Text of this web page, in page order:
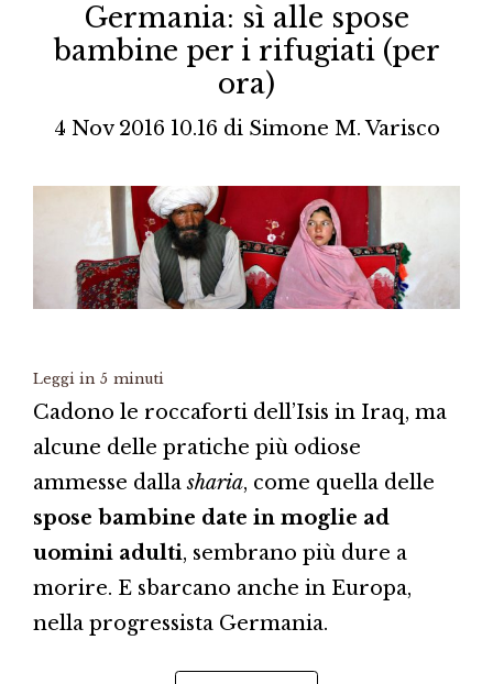
Germania: sì alle spose
bambine per i rifugiati (per
ora)
4 Nov 2016 10.16 di Simone M. Varisco
Leggi in 5 minuti
Cadono le roccaforti dell’Isis in Iraq, ma
alcune delle pratiche più odiose
ammesse dallasharia, come quella delle
spose bambine date in moglie ad
uomini adulti, sembrano più dure a
morire. E sbarcano anche in Europa,
nella progressista Germania.